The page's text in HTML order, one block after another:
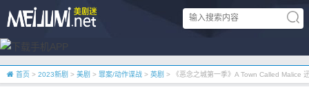
首页 > 2023新剧 > 美剧 > 罪案/动作谍战 > 英剧 > 《恶念之城第一季》A Town Called Malice